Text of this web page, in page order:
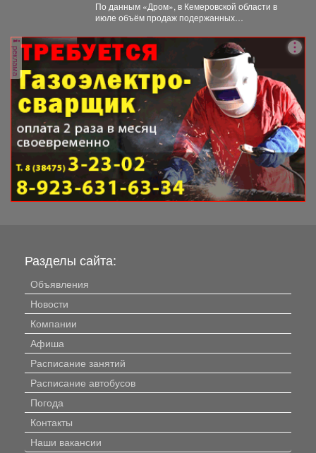
По данным «Дром», в Кемеровской области в
июле объём продаж подержанных
реклама
Разделы сайта:
Объявления
Новости
Компании
Афиша
Расписание занятий
Расписание автобусов
Погода
Контакты
Наши вакансии